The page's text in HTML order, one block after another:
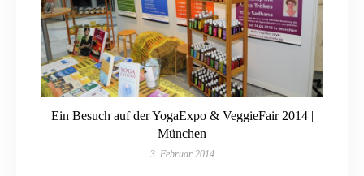
Ein Besuch auf der YogaExpo & VeggieFair 2014 |
München
3. Februar 2014